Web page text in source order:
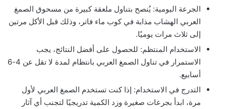
الجرعة اليومية: يُنصح بتناول ملعقة كبيرة من مسحوق الصمغ
العربي الهشاب مذابة في كوب ماء فاتر، وذلك قبل الأكل مرتين
إلى ثلاث مرات يوميًا.
الاستخدام المنتظم: للحصول على أفضل النتائج، يجب
الاستمرار في تناول الصمغ العربي بانتظام لمدة لا تقل عن 4-6
أسابيع.
التدرج في الاستخدام: إذا كنت تستخدم الصمغ العربي لأول
مرة، ابدأ بجرعات صغيرة وزد الكمية تدريجيًا لتجنب أي آثار